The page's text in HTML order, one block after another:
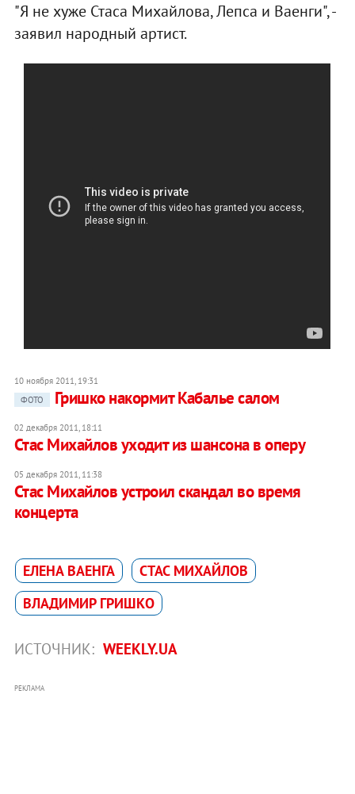
"Я не хуже Стаса Михайлова, Лепса и Ваенги", -
заявил народный артист.
10 ноября 2011, 19:31
ФОТО
Гришко накормит Кабалье салом
02 декабря 2011, 18:11
Стас Михайлов уходит из шансона в оперу
05 декабря 2011, 11:38
Стас Михайлов устроил скандал во время
концерта
ЕЛЕНА ВАЕНГА
СТАС МИХАЙЛОВ
ВЛАДИМИР ГРИШКО
ИСТОЧНИК: WEEKLY.UA
РЕКЛАМА